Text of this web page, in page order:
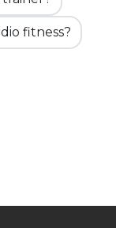
fitness?